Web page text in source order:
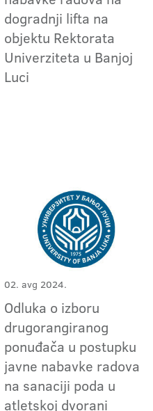
dogradnji lifta na
objektu Rektorata
Univerziteta u Banjoj
Luci
02. avg 2024.
Odluka o izboru
drugorangiranog
ponuđača u postupku
javne nabavke radova
na sanaciji poda u
atletskoj dvorani